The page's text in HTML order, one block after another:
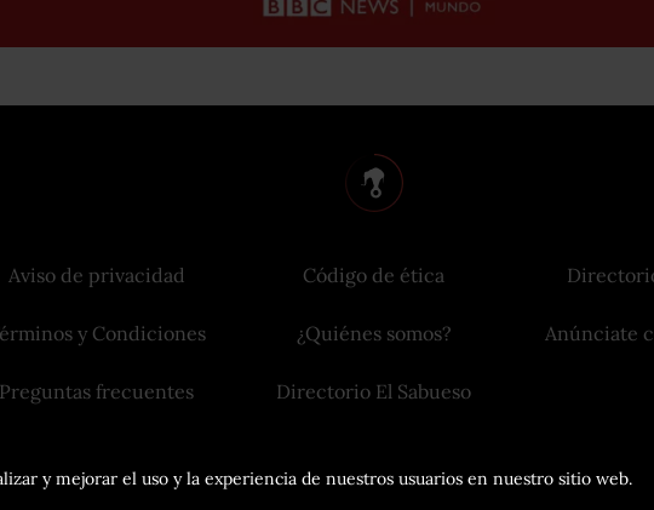
y mejorar el uso y la experiencia de nuestros usuarios en nuestro sitio web.
Aviso de privacidad
y Condiciones
Preguntas frecuentes
Código de ética
¿Quiénes somos?
Directorio El Sabueso
Anúnciate